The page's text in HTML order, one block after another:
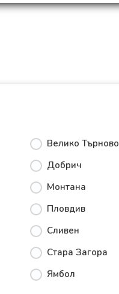
Велико Търново
Добрич
Монтана
Пловдив
Сливен
Стара Загора
Ямбол